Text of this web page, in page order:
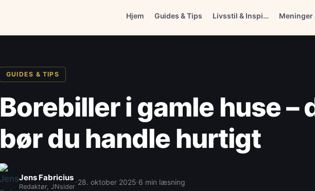
Hjem Guides & Tips Livsstil & Inspi… Meninger
GUIDES & TIPS
Borebiller i gamle huse –
bør du handle hurtigt
Jens Fabricius
Redaktør, JNsider·28. oktober 2025·6 min læsning